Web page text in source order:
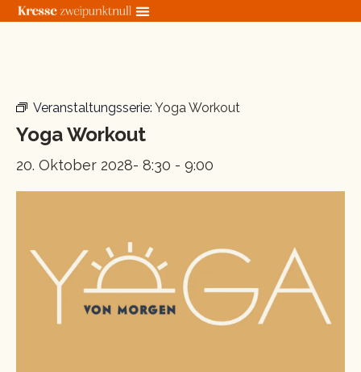
Zum
Veranstaltungsserie: Yoga Workout
Yoga Workout
20. Oktober 2028- 8:30 - 9:00